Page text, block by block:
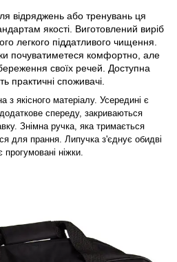
відряджень або тренувань ця
якості. Виготовлений виріб
легкого піддатливого чищення.
почуватиметеся комфортно, але
своїх речей. Доступна
практичні споживачі.
з якісного матеріалу. Усередині є
спереду, закриваються
Знімна ручка, яка тримається
для прання. Липучка з'єднує обидві
ніжки.